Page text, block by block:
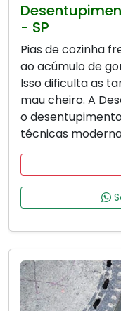
- SP
Pias de cozinha
ao acúmulo de
Isso dificulta as
mau cheiro. A
o
técnicas